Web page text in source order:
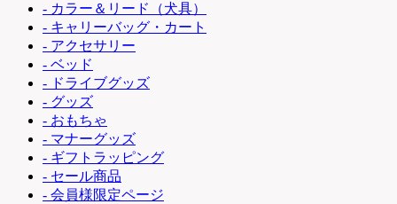
- カラー＆リード（犬具）
- キャリーバッグ・カート
- アクセサリー
- ベッド
- ドライブグッズ
- グッズ
- おもちゃ
- マナーグッズ
- ギフトラッピング
- セール商品
- 会員様限定ページ